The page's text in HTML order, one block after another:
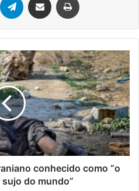
conhecido como “o
do mundo”